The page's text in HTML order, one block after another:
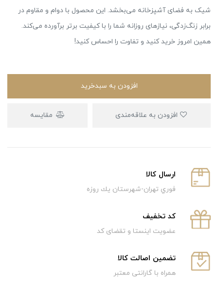
شیک به فضای آشپزخانه می‌بخشد. این محصول با دوام و مقاوم در
برابر زنگ‌زدگی، نیازهای روزانه شما را با کیفیت برتر برآورده می‌کند.
همین امروز خرید کنید و تفاوت را احساس کنید!
افزودن به سبدخرید
مقایسه
ارسال كالا
فوري تهران-شهرستان يك روزه
كد تخفيف
عضویت اینستا و تقضای کد
تضمین اصالت کالا
همراه با گارانتی معتبر